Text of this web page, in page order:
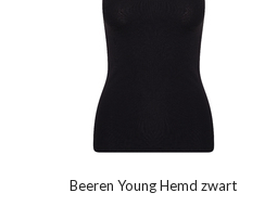
Beeren Young Hemd zwart